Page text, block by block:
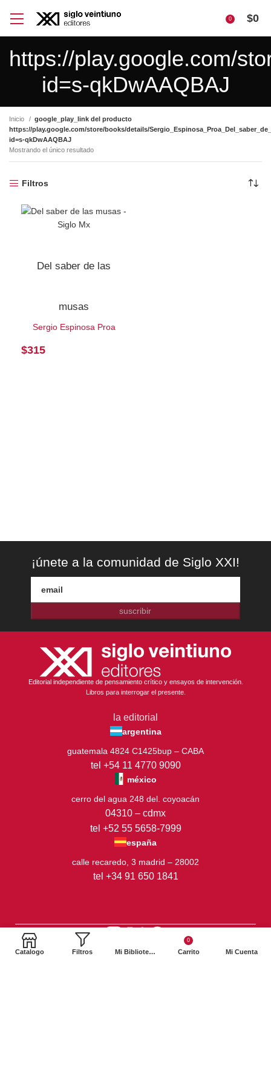
0 $0
https://play.google.com/
id=s-qkDwAAQBAJ
Inicio
google_play_link del producto
https://play.google.com/store/books/details/
id=s-qkDwAAQBAJ
Mostrando el único resultado
Filtros
Del saber de las
musas
Sergio Espinosa Proa
$315
¡únete a la comunidad de Siglo XXI!
suscribir
Editorial independiente de pensamiento crítico y ensayos de intervención.
Libros para interrogar el presente.
la editorial
argentina
guatemala 4824 C1425bup – CABA
tel +54 11 4770 9090
méxico
cerro del agua 248 del. coyoacán
04310 – cdmx
tel +52 55 5658-7999
españa
calle recaredo, 3 madrid – 28002
tel +34 91 650 1841
2024. Siglo XXI Editores Argentina ©️. Todos los derechos
Catalogo Filtros Mi Biblioteca
0
Carrito Mi Cuenta